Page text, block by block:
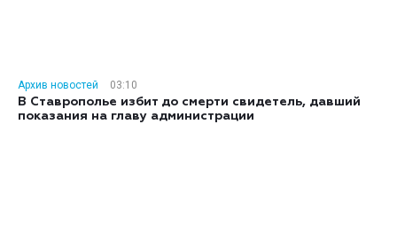
Архив новостей
03:10
В Ставрополье избит до смерти свидетель, давший
показания на главу администрации